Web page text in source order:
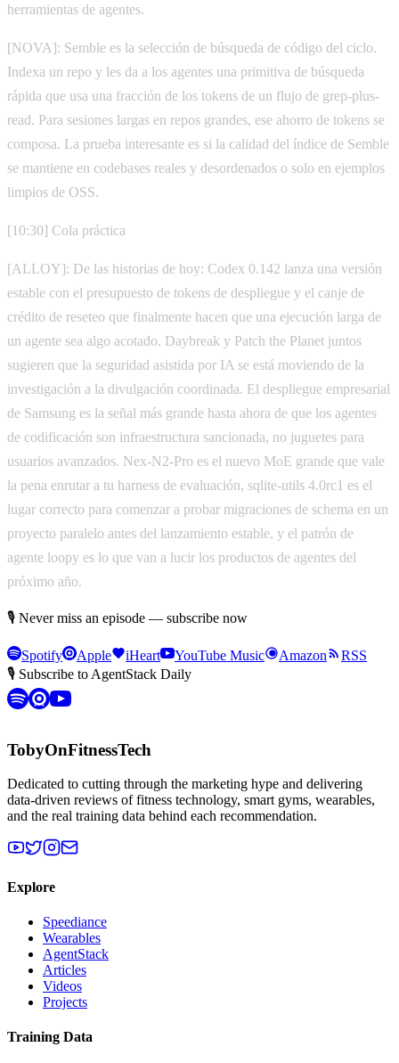
herramientas de agentes.
[NOVA]: Semble es la selección de búsqueda de código del ciclo.
Indexa un repo y les da a los agentes una primitiva de búsqueda
rápida que usa una fracción de los tokens de un flujo de grep-plus-
read. Para sesiones largas en repos grandes, ese ahorro de tokens se
composa. La prueba interesante es si la calidad del índice de Semble
se mantiene en codebases reales y desordenados o solo en ejemplos
limpios de OSS.
[10:30] Cola práctica
[ALLOY]: De las historias de hoy: Codex 0.142 lanza una versión
estable con el presupuesto de tokens de despliegue y el canje de
crédito de reseteo que finalmente hacen que una ejecución larga de
un agente sea algo acotado. Daybreak y Patch the Planet juntos
sugieren que la seguridad asistida por IA se está moviendo de la
investigación a la divulgación coordinada. El despliegue empresarial
de Samsung es la señal más grande hasta ahora de que los agentes
de codificación son infraestructura sancionada, no juguetes para
usuarios avanzados. Nex-N2-Pro es el nuevo MoE grande que vale
la pena enrutar a tu harness de evaluación, sqlite-utils 4.0rc1 es el
lugar correcto para comenzar a probar migraciones de schema en un
proyecto paralelo antes del lanzamiento estable, y el patrón de
agente loopy es lo que van a lucir los productos de agentes del
próximo año.
🎙 Never miss an episode — subscribe now
Spotify Apple iHeart YouTube Music Amazon
RSS
🎙 Subscribe to AgentStack Daily
TobyOnFitnessTech
Dedicated to cutting through the marketing hype and delivering
data-driven reviews of fitness technology, smart gyms, wearables,
and the real training data behind each recommendation.
Explore
Speediance
Wearables
AgentStack
Articles
Videos
Projects
Training Data